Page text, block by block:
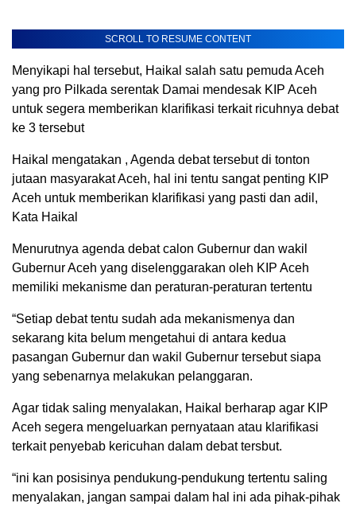
SCROLL TO RESUME CONTENT
Menyikapi hal tersebut, Haikal salah satu pemuda Aceh
yang pro Pilkada serentak Damai mendesak KIP Aceh
untuk segera memberikan klarifikasi terkait ricuhnya debat
ke 3 tersebut
Haikal mengatakan , Agenda debat tersebut di tonton
jutaan masyarakat Aceh, hal ini tentu sangat penting KIP
Aceh untuk memberikan klarifikasi yang pasti dan adil,
Kata Haikal
Menurutnya agenda debat calon Gubernur dan wakil
Gubernur Aceh yang diselenggarakan oleh KIP Aceh
memiliki mekanisme dan peraturan-peraturan tertentu
“Setiap debat tentu sudah ada mekanismenya dan
sekarang kita belum mengetahui di antara kedua
pasangan Gubernur dan wakil Gubernur tersebut siapa
yang sebenarnya melakukan pelanggaran.
Agar tidak saling menyalakan, Haikal berharap agar KIP
Aceh segera mengeluarkan pernyataan atau klarifikasi
terkait penyebab kericuhan dalam debat tersbut.
“ini kan posisinya pendukung-pendukung tertentu saling
menyalakan, jangan sampai dalam hal ini ada pihak-pihak